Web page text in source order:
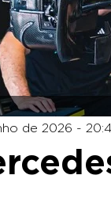
de 2026 -